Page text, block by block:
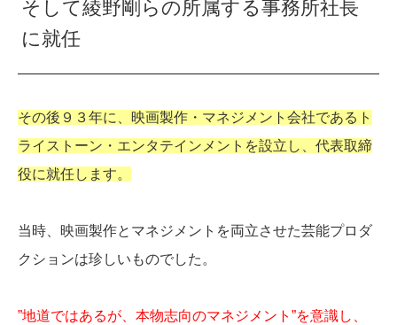
そして綾野剛らの所属する事務所社長
に就任
その後９３年に、映画製作・マネジメント会社であるト
ライストーン・エンタテインメントを設立し、代表取締
役に就任します。
当時、映画製作とマネジメントを両立させた芸能プロダ
クションは珍しいものでした。
”地道ではあるが、本物志向のマネジメント”を意識し、